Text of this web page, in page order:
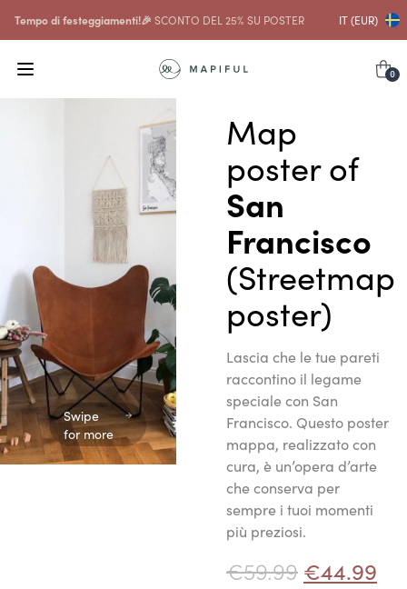
Tempo di festeggiamenti!🎉 SCONTO DEL 25% SU POSTER IT (EUR)
0
Swipe
for more
Map
poster of
San
Francisco
(Streetmap
poster)
Lascia che le tue pareti
raccontino il legame
speciale con San
Francisco. Questo poster
mappa, realizzato con
cura, è un’opera d’arte
che conserva per
sempre i tuoi momenti
più preziosi.
€59.99 €44.99